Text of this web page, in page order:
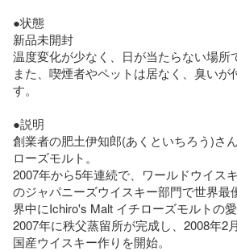
●状態
新品未開封
温度変化が少なく、日が当たらない場所
また、喫煙者やペットは居なく、臭いが
す。
●説明
創業者の肥土伊知郎(あくといちろう)さ
ローズモルト。
2007年から5年連続で、ワールドウイス
のジャパニーズウイスキー部門で世界最
界中にIchiro's Malt イチローズモルトの愛
2007年に秩父蒸留所が完成し、2008年2
国産ウイスキー作りを開始。